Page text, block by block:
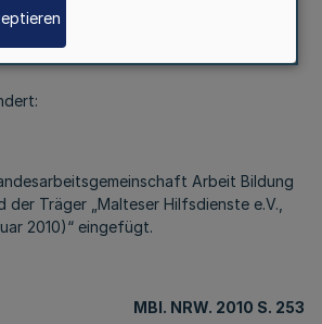
Arbeit Bildung
der Träger „Malteser Hilfsdienste e.V.,
2010)“ eingefügt.
MBl. NRW. 2010 S. 253